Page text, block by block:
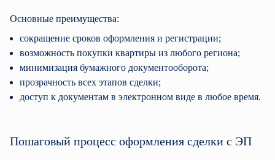
Основные преимущества:
сокращение сроков оформления и регистрации;
возможность покупки квартиры из любого региона;
минимизация бумажного документооборота;
прозрачность всех этапов сделки;
доступ к документам в электронном виде в любое время.
Пошаговый процесс оформления сделки с ЭП